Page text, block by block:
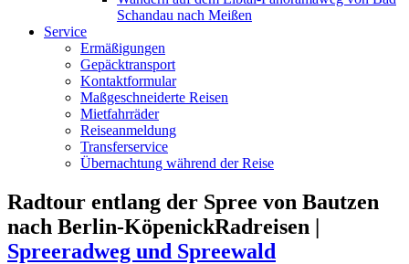
Schandau nach Meißen
Service
Ermäßigungen
Gepäcktransport
Kontaktformular
Maßgeschneiderte Reisen
Mietfahrräder
Reiseanmeldung
Transferservice
Übernachtung während der Reise
Radtour entlang der Spree von Bautzen
nach Berlin-KöpenickRadreisen |
Spreeradweg und Spreewald